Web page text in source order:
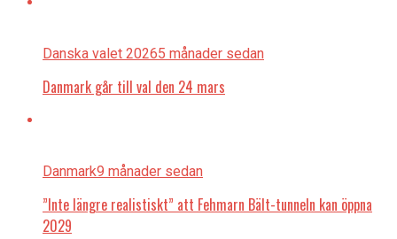
Danska valet 20265 månader sedan
Danmark går till val den 24 mars
Danmark9 månader sedan
”Inte längre realistiskt” att Fehmarn Bält-tunneln kan öppna
2029